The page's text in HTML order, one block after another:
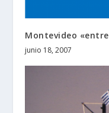
Montevideo
junio 18, 2007